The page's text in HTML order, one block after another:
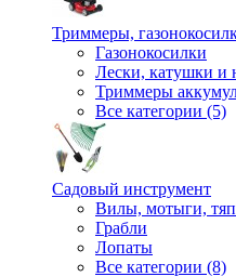
Триммеры,
Газонокосилки
Лески, катушки и
Триммеры
Все категории (5)
Садовый инструмент
Вилы, мотыги,
Грабли
Лопаты
Все категории (8)